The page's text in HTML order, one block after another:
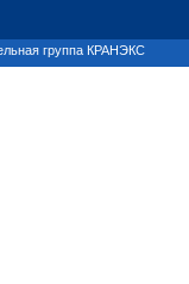
группа КРАНЭКС